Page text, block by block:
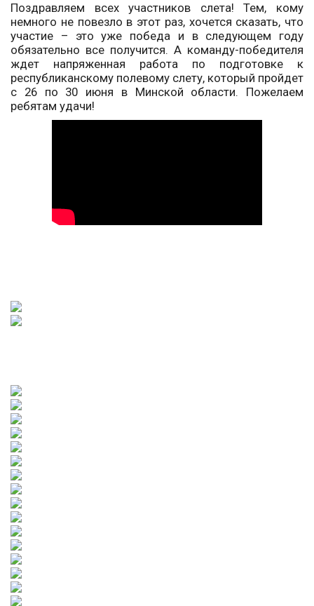
Поздравляем всех участников слета! Тем, кому
немного не повезло в этот раз, хочется сказать, что
участие – это уже победа и в следующем году
обязательно все получится. А команду-победителя
ждет напряженная работа по подготовке к
республиканскому полевому слету, который пройдет
с 26 по 30 июня в Минской области. Пожелаем
ребятам удачи!